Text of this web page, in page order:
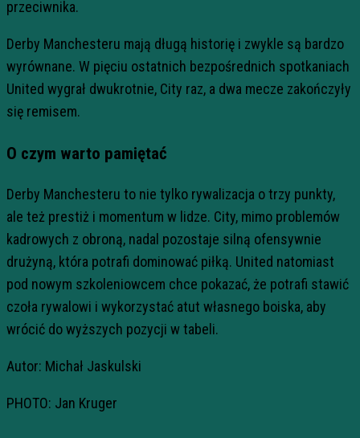
przeciwnika.
Derby Manchesteru mają długą historię i zwykle są bardzo
wyrównane. W pięciu ostatnich bezpośrednich spotkaniach
United wygrał dwukrotnie, City raz, a dwa mecze zakończyły
się remisem.
O czym warto pamiętać
Derby Manchesteru to nie tylko rywalizacja o trzy punkty,
ale też prestiż i momentum w lidze. City, mimo problemów
kadrowych z obroną, nadal pozostaje silną ofensywnie
drużyną, która potrafi dominować piłką. United natomiast
pod nowym szkoleniowcem chce pokazać, że potrafi stawić
czoła rywalowi i wykorzystać atut własnego boiska, aby
wrócić do wyższych pozycji w tabeli.
Autor: Michał Jaskulski
PHOTO: Jan Kruger